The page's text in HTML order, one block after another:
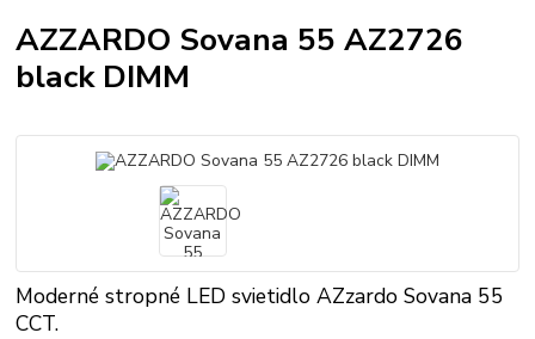
AZZARDO Sovana 55 AZ2726
black DIMM
Moderné stropné LED svietidlo AZzardo Sovana 55
CCT.